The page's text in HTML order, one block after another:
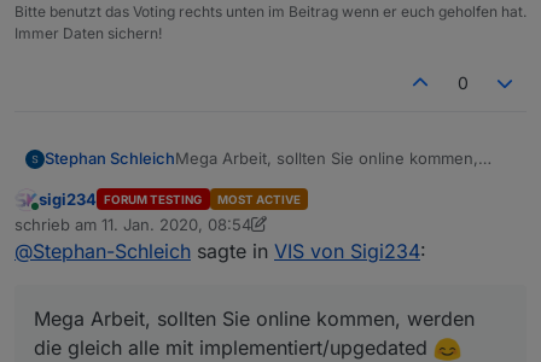
Bitte benutzt das Voting rechts unten im Beitrag wenn er euch geholfen hat.
Immer Daten sichern!
0
Stephan SchleichMega Arbeit, sollten Sie online kommen,
implementiert/upgedated
Iwie sehen die fremden Views immer besser
aus als die, die man selber macht
Am der Wetter & Adapter View wäre ich
interessiert.
Online
sigi234 FORUM TESTING MOST ACTIVE
schrieb am 11. Jan. 2020, 08:54
zuletzt editiert von sigi234
@Stephan-Schleich sagte in VIS von Sigi234:
Mega Arbeit, sollten Sie online kommen, werden
die gleich alle mit implementiert/upgedated